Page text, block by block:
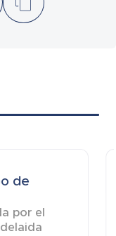
de
por el